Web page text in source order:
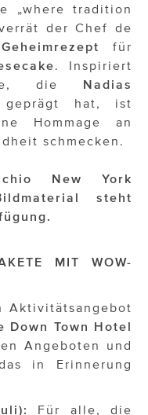
„where tradition
der Chef de
für
. Inspiriert
die Nadias
geprägt hat, ist
Hommage an
schmecken.
New York
steht
MIT WOW-
Aktivitätsangebot
Down Town Hotel
Angeboten und
in Erinnerung
Für alle, die